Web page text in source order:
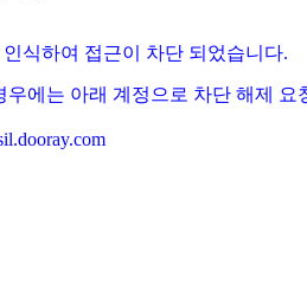
식하여 접근이 차단 되었습니다.
에는 아래 계정으로 차단 해제 요